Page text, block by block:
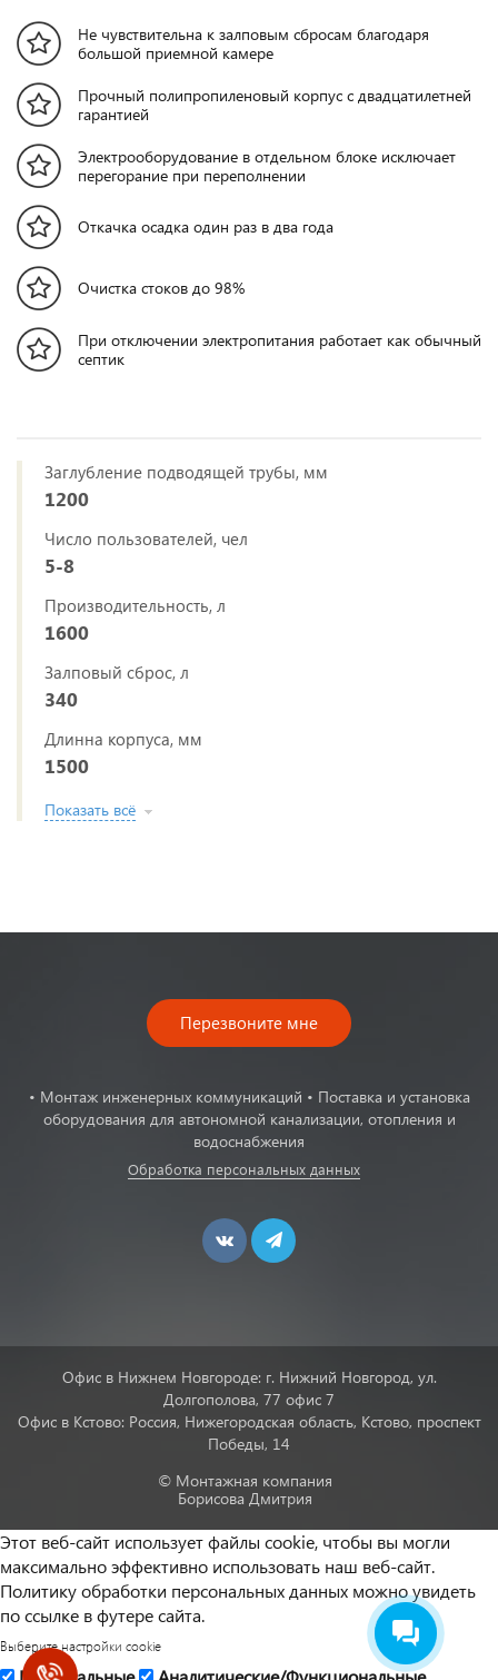
Не чувствительна к залповым сбросам благодаря
большой приемной камере
Прочный полипропиленовый корпус с двадцатилетней
гарантией
Электрооборудование в отдельном блоке исключает
перегорание при переполнении
Откачка осадка один раз в два года
Очистка стоков до 98%
При отключении электропитания работает как обычный
септик
Заглубление подводящей трубы, мм
1200
Число пользователей, чел
5-8
Производительность, л
1600
Залповый сброс, л
340
Длинна корпуса, мм
1500
Показать всё
Перезвоните мне
• Монтаж инженерных коммуникаций • Поставка и установка
оборудования для автономной канализации, отопления и
водоснабжения
Обработка персональных данных
Офис в Нижнем Новгороде: г. Нижний Новгород, ул.
Долгополова, 77 офис 7
Офис в Кстово: Россия, Нижегородская область, Кстово, проспект
Победы, 14
© Монтажная компания
Борисова Дмитрия
Этот веб-сайт использует файлы cookie, чтобы вы могли
максимально эффективно использовать наш веб-сайт.
Политику обработки персональных данных можно увидеть
по ссылке в футере сайта.
Выберите настройки cookie